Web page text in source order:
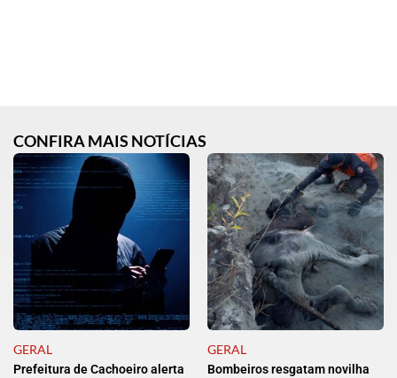
CONFIRA MAIS NOTÍCIAS
GERAL
Prefeitura de Cachoeiro alerta
GERAL
Bombeiros resgatam novilha